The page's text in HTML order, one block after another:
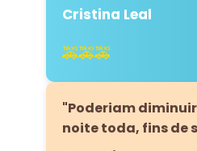
Cristina Leal
🚕🚕🚕
"Poderiam
noite toda, fins de